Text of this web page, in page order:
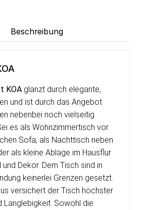
Beschreibung
KOA glänzt durch elegante,
und ist durch das Angebot
nebenbei noch vielseitig
es als Wohnzimmertisch vor
Sofa, als Nachttisch neben
als kleine Ablage im Hausflur
Dekor. Dem Tisch sind in
keinerlei Grenzen gesetzt.
versichert der Tisch höchster
Langlebigkeit. Sowohl die